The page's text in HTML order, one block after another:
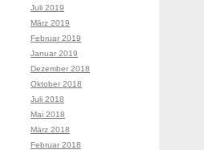
Juli 2019
März 2019
Februar 2019
Januar 2019
Dezember 2018
Oktober 2018
Juli 2018
Mai 2018
März 2018
Februar 2018